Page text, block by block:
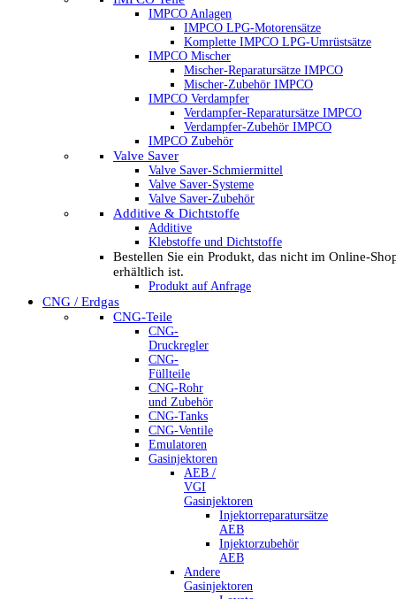
IMPCO Anlagen
IMPCO LPG-Motorensätze
Komplette IMPCO LPG-Umrüstsätze
IMPCO Mischer
Mischer-Reparatursätze IMPCO
Mischer-Zubehör IMPCO
IMPCO Verdampfer
Verdampfer-Reparatursätze IMPCO
Verdampfer-Zubehör IMPCO
IMPCO Zubehör
Valve Saver
Valve Saver-Schmiermittel
Valve Saver-Systeme
Valve Saver-Zubehör
Additive & Dichtstoffe
Additive
Klebstoffe und Dichtstoffe
Bestellen Sie ein Produkt, das nicht im Online-
erhältlich ist.
Produkt auf Anfrage
CNG / Erdgas
CNG-Teile
CNG-
Druckregler
CNG-
Füllteile
CNG-Rohr
und Zubehör
CNG-Tanks
CNG-Ventile
Emulatoren
Gasinjektoren
AEB /
VGI
Gasinjektoren
Injektorreparatursätze
AEB
Injektorzubehör
AEB
Andere
Gasinjektoren